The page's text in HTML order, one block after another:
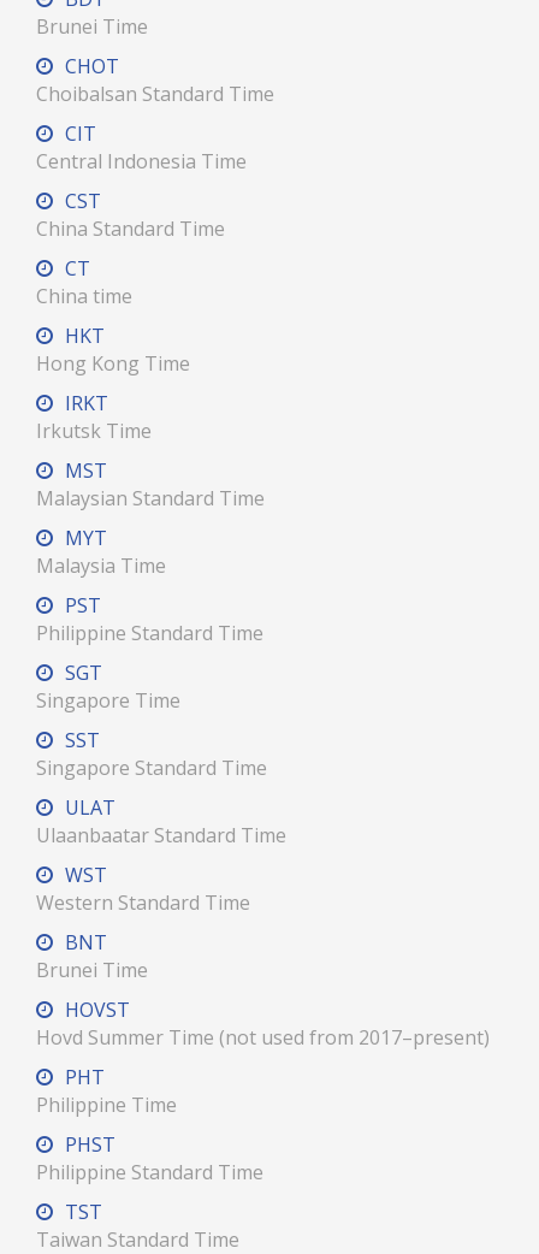
Brunei Time
CHOT
Choibalsan Standard Time
CIT
Central Indonesia Time
CST
China Standard Time
CT
China time
HKT
Hong Kong Time
IRKT
Irkutsk Time
MST
Malaysian Standard Time
MYT
Malaysia Time
PST
Philippine Standard Time
SGT
Singapore Time
SST
Singapore Standard Time
ULAT
Ulaanbaatar Standard Time
WST
Western Standard Time
BNT
Brunei Time
HOVST
Hovd Summer Time (not used from 2017–present)
PHT
Philippine Time
PHST
Philippine Standard Time
TST
Taiwan Standard Time